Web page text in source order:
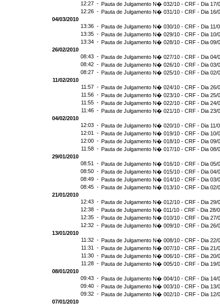
12:27 - Pauta de Julgamento N� 032/10 - CRF - Dia 17/
12:26 - Pauta de Julgamento N� 031/10 - CRF - Dia 16/
04/03/2010
13:36 - Pauta de Julgamento N� 030/10 - CRF - Dia 11/
13:35 - Pauta de Julgamento N� 029/10 - CRF - Dia 10/
13:34 - Pauta de Julgamento N� 028/10 - CRF - Dia 09/
26/02/2010
08:43 - Pauta de Julgamento N� 027/10 - CRF - Dia 04/
08:42 - Pauta de Julgamento N� 026/10 - CRF - Dia 03/
08:27 - Pauta de Julgamento N� 025/10 - CRF - Dia 02/
11/02/2010
11:57 - Pauta de Julgamento N� 024/10 - CRF - Dia 26/
11:56 - Pauta de Julgamento N� 023/10 - CRF - Dia 25/
11:55 - Pauta de Julgamento N� 022/10 - CRF - Dia 24/
11:46 - Pauta de Julgamento N� 021/10 - CRF - Dia 23/
04/02/2010
12:03 - Pauta de Julgamento N� 020/10 - CRF - Dia 11/
12:01 - Pauta de Julgamento N� 019/10 - CRF - Dia 10/
12:00 - Pauta de Julgamento N� 018/10 - CRF - Dia 09/
11:58 - Pauta de Julgamento N� 017/10 - CRF - Dia 08/
29/01/2010
08:51 - Pauta de Julgamento N� 016/10 - CRF - Dia 05/
08:50 - Pauta de Julgamento N� 015/10 - CRF - Dia 04/
08:49 - Pauta de Julgamento N� 014/10 - CRF - Dia 03/
08:45 - Pauta de Julgamento N� 013/10 - CRF - Dia 02/
21/01/2010
12:43 - Pauta de Julgamento N� 012/10 - CRF - Dia 29/
12:38 - Pauta de Julgamento N� 011/10 - CRF - Dia 28/
12:35 - Pauta de Julgamento N� 010/10 - CRF - Dia 27/
12:32 - Pauta de Julgamento N� 009/10 - CRF - Dia 26/
13/01/2010
11:32 - Pauta de Julgamento N� 008/10 - CRF - Dia 22/
11:31 - Pauta de Julgamento N� 007/10 - CRF - Dia 21/
11:30 - Pauta de Julgamento N� 006/10 - CRF - Dia 20/
11:28 - Pauta de Julgamento N� 005/10 - CRF - Dia 19/
08/01/2010
09:43 - Pauta de Julgamento N� 004/10 - CRF - Dia 14/
09:40 - Pauta de Julgamento N� 003/10 - CRF - Dia 13/
09:32 - Pauta de Julgamento N� 002/10 - CRF - Dia 12/
07/01/2010